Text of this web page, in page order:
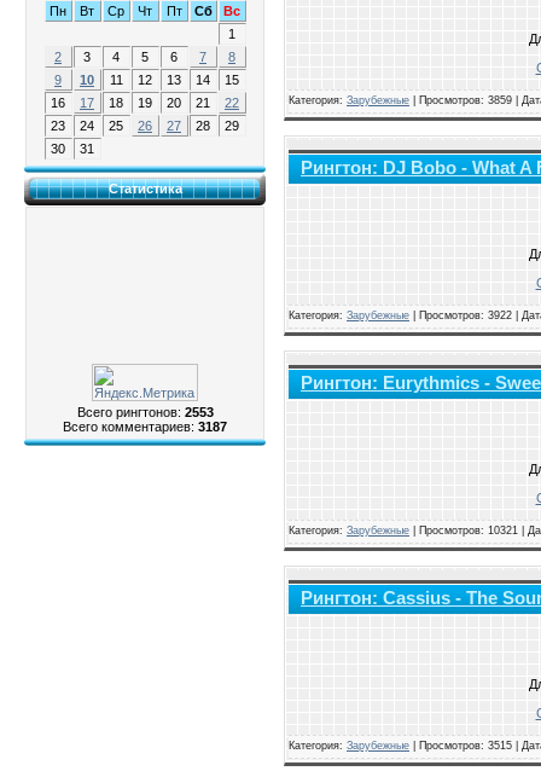
Пн
Вт Ср Чт Пт Сб
Вс
1
2
3 4 5 6 7
8
9
10 11 12 13 14
15
16
17 18 19 20 21
22
23
24 25 26 27 28
29
30
31
Статистика
Всего рингтонов: 2553
Всего комментариев: 3187
Категория: Зарубежные Просмотров: 3859 |
Рингтон: DJ Bobo - What A
Категория: Зарубежные Просмотров: 3922 |
Рингтон: Eurythmics -
Категория: Зарубежные Просмотров: 10321 |
Рингтон: Cassius - The
Категория: Зарубежные Просмотров: 3515 |